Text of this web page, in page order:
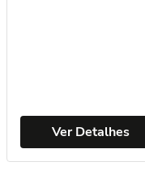
Ver Detalhes